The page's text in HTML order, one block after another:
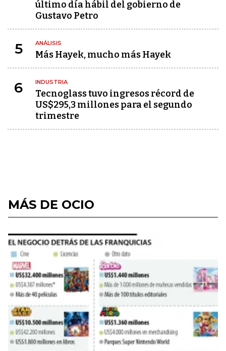
último día hábil del gobierno de
Gustavo Petro
5 ANÁLISIS
Más Hayek, mucho más Hayek
6 INDUSTRIA
Tecnoglass tuvo ingresos récord de
US$295,3 millones para el segundo
trimestre
MÁS DE OCIO